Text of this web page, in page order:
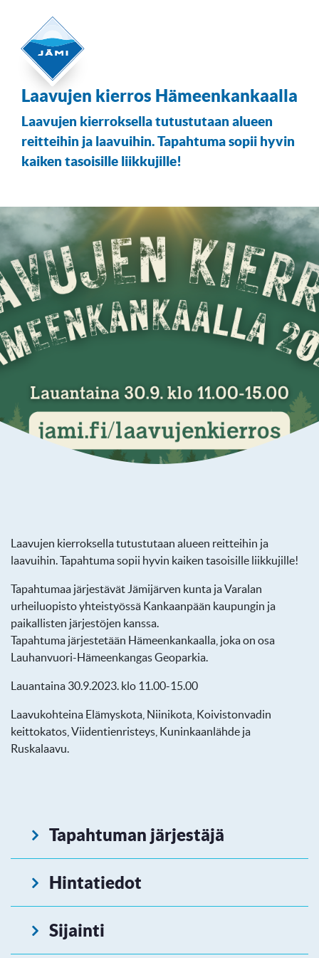
Laavujen kierros Hämeenkankaalla
Laavujen kierroksella tutustutaan alueen
reitteihin ja laavuihin. Tapahtuma sopii hyvin
kaiken tasoisille liikkujille!
Laavujen kierroksella tutustutaan alueen reitteihin ja
laavuihin. Tapahtuma sopii hyvin kaiken tasoisille liikkujille!
Tapahtumaa järjestävät Jämijärven kunta ja Varalan
urheiluopisto yhteistyössä Kankaanpään kaupungin ja
paikallisten järjestöjen kanssa.
Tapahtuma järjestetään Hämeenkankaalla, joka on osa
Lauhanvuori-Hämeenkangas Geoparkia.
Lauantaina 30.9.2023. klo 11.00-15.00
Laavukohteina Elämyskota, Niinikota, Koivistonvadin
keittokatos, Viidentienristeys, Kuninkaanlähde ja
Ruskalaavu.
Tapahtuman järjestäjä
Hintatiedot
Sijainti